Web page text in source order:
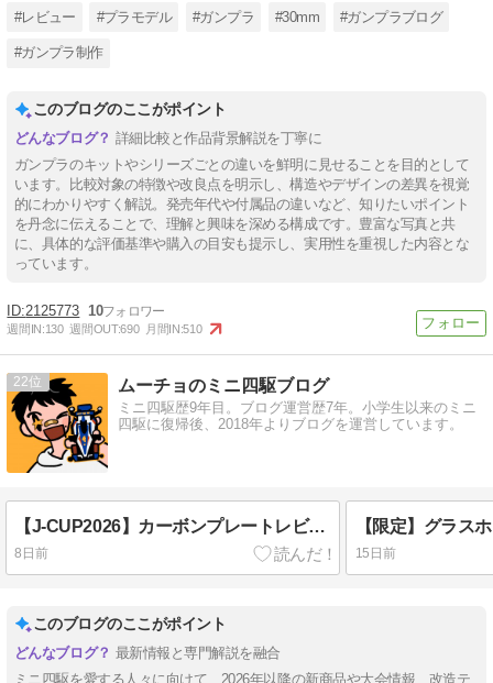
#レビュー #プラモデル #ガンプラ #30mm #ガンプラブログ
#ガンプラ制作
このブログのここがポイント
詳細比較と作品背景解説を丁寧に
ガンプラのキットやシリーズごとの違いを鮮明に見せることを目的として
います。比較対象の特徴や改良点を明示し、構造やデザインの差異を視覚
的にわかりやすく解説。発売年代や付属品の違いなど、知りたいポイント
を丹念に伝えることで、理解と興味を深める構成です。豊富な写真と共
に、具体的な評価基準や購入の目安も提示し、実用性を重視した内容とな
っています。
2125773 10
週間IN:130 週間OUT:690 月間IN:510
22 ムーチョのミニ四駆ブログ
ミニ四駆歴9年目。ブログ運営歴7年。小学生以来のミニ
四駆に復帰後、2018年よりブログを運営しています。
【J-CUP2026】カーボンプレートレビュー｜直線形状で使い方が広がる
8日前 15日前
このブログのここがポイント
最新情報と専門解説を融合
ミニ四駆を愛する人々に向けて、2026年以降の新商品や大会情報、改造テ